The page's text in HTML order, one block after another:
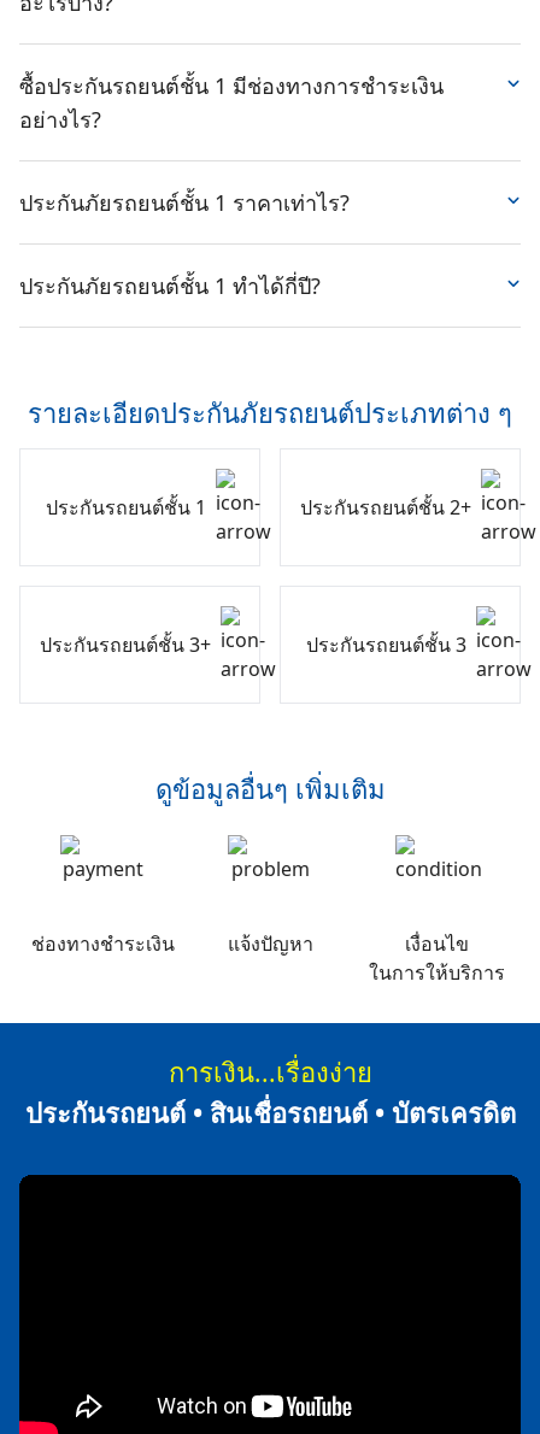
เสนอราคา" เจ้าหน้าที่จะติดต่อกลับเพื่อสอบถามข้อมูลเพิ่ม
เติม พร้อมส่งใบเสนอราคาประกันรถยนต์ให้ทันที
โทรเบอร์
02-3925500 ติดต่อแจ้งข้อมูลรถยนต์ที่ต้องการ
ทำประกันรถยนต์ชั้น 1 หรือชั้นอื่น ๆ กับ SILKSPAN Call
Center แล้วรอรับใบเสนอราคาทางไลน์ได้เลย
โดย SILKSPAN พร้อมที่จะให้คำปรึกษาและแนะนำให้คุณ
เลือกประกันรถยนต์ชั้น 1 ราคาถูกที่เหมาะสมที่สุดสำหรับคุณ
และรถยนต์ของคุณ
ประกันทุกครั้ง ซึ่งเบอร์ติดต่อจะระบุไว้ที่เอกสารกรมธรรม์ ไม่ว่าคุณ
จะทำประกันรถยนต์ชั้น 1,ประกันรถยนต์ 2+หรือประกันรถยนต์ 3+
เพื่อทำเรื่องเคลมประกันชั้น 1 โดยที่คุณไม่ต้องไปเจรจาต่อรองกับคู่
กรณีด้วยตัวเองให้ยุ่งยาก ทั้งนี้หากคุณเป็นฝ่ายผิดกลายเป็นคดีอาญา
ประกันชั้น 1 ยังรองรับออกค่าใช้จ่ายค่าประกันตัวผู้ขับขี่ไว้ให้อีก
ด้วย
กรณีเกิดเหตุฉุกเฉินเกี่ยวกับรถยนต์
กับ SILKSPAN จะได้รับสิทธิพิเศษสามารถเรียกใช้บริการช่วยเหลือ
ส่วนลดหมดไกล เมื่อต่อประกันรถล่วงหน้าลดสูงสุด 500
บาท
ส่วนลดประวัติดีไม่มีเคลม 500-1,000 บาท
บริการรถใช้ระหว่างซ่อมหรือเบิกค่าเดินทาง 1,000 บาท
บริการช่วยเหลือฉุกเฉินบนท้องถนน 24 ชม. จาก Claim-Di
ซื้อประกันรถยนต์ชั้น 1 มีช่องทางการชำระเงิน
อย่างไร?
สามารถเลือกชำระประกันรถยนต์ชั้น 1 ได้ 4 ช่องทาง ดังนี้
ผ่อนเงินสด นานสูงสุด 10 เดือน
ผ่อนผ่านบัตรเครดิตนานสูงสุด 10 เดือน
โอนเงินได้ทุกธนาคาร
ชำระผ่านบัตรเดบิตของธนาคาร
ประกันภัยรถยนต์ชั้น 1 ราคาเท่าไร?
ประกันรถยนต์ชั้น 1ของ SILKSPAN ราคาเริ่มต้นเพียง 750
บาท/เดือน ผ่อนได้แบบใช้ และไม่ใช้บัตรเครดิต ผ่อนได้สูงสุด
ยิ่งอยากได้วงเงินที่สูง ค่าเบี้ยก็จะสูงขึ้นตามไปด้วยเช่นกัน
ประกันภัยรถยนต์ชั้น 1 ทำได้กี่ปี?
โดยทั่วไปประกันรถยนต์ชั้น 1รถยนต์ที่สามารถทำได้จะมีอายุ
แห่ง แต่ในบางบริษัทก็ขยายกรอบอายุการทำประกันชั้น 1 ให้
ได้ถึง 10 ปี แต่ก็ต้องขึ้นอยู่กับข้อกำหนด และเงื่อนไขที่ทาง
บริษัทประกันภัยแต่ละแห่งกำหนดมาด้วยเช่นกัน
รายละเอียดประกันภัยรถยนต์ประเภทต่าง ๆ
ประกันรถยนต์ชั้น 1 ประกันรถยนต์ชั้น 2+
ประกันรถยนต์ชั้น 3+ ประกันรถยนต์ชั้น 3
ดูข้อมูลอื่นๆ เพิ่มเติม
ช่องทางชำระเงิน แจ้งปัญหา
เงื่อนไข
ในการให้บริการ
การเงิน...เรื่องง่าย
ประกันรถยนต์ • สินเชื่อรถยนต์ • บัตรเครดิต